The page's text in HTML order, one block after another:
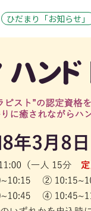
ひだまり「お知らせ」